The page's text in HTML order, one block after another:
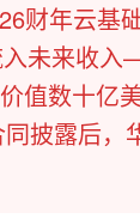
财年云基
未来收入
值数十亿
披露后，